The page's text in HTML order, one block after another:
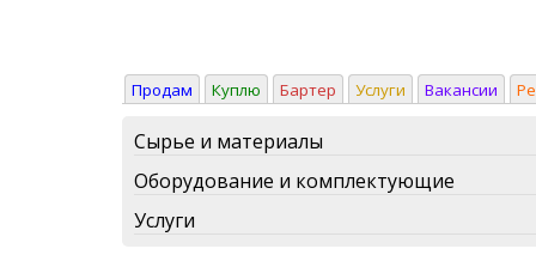
Продам Куплю Бартер Услуги Вакансии
Сырье и материалы
Оборудование и комплектующие
Услуги